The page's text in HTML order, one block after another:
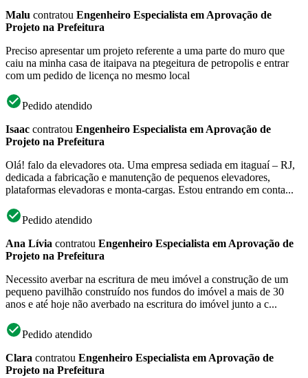
Malu contratou Engenheiro Especialista em Aprovação de
Projeto na Prefeitura
Preciso apresentar um projeto referente a uma parte do muro que
caiu na minha casa de itaipava na ptegeitura de petropolis e entrar
com um pedido de licença no mesmo local
Pedido atendido
Isaac contratou Engenheiro Especialista em Aprovação de
Projeto na Prefeitura
Olá! falo da elevadores ota. Uma empresa sediada em itaguaí – RJ,
dedicada a fabricação e manutenção de pequenos elevadores,
plataformas elevadoras e monta-cargas. Estou entrando em conta...
Pedido atendido
Ana Lívia contratou Engenheiro Especialista em Aprovação de
Projeto na Prefeitura
Necessito averbar na escritura de meu imóvel a construção de um
pequeno pavilhão construído nos fundos do imóvel a mais de 30
anos e até hoje não averbado na escritura do imóvel junto a c...
Pedido atendido
Clara contratou Engenheiro Especialista em Aprovação de
Projeto na Prefeitura